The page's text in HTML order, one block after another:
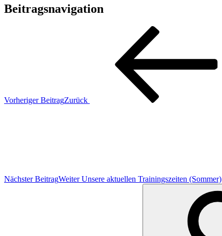
Beitragsnavigation
Vorheriger BeitragZurück
Nächster BeitragWeiter Unsere aktuellen Trainingszeiten (Sommer)